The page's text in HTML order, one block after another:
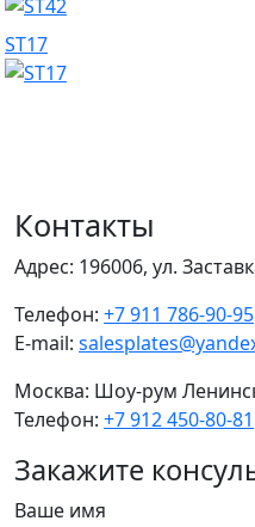
ST17
Контакты
Адрес: 196006, ул.
Телефон: +7 911 786-90-95
E-mail:
Москва: Шоу-рум
Телефон: +7 912 450-80-81
Закажите
Ваше имя